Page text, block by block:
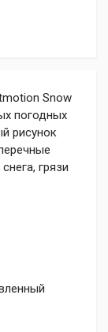
Snow
погодных
рисунок
грязи